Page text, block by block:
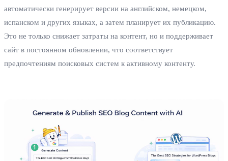
автоматически генерирует версии на английском, немецком,
испанском и других языках, а затем планирует их публикацию.
Это не только снижает затраты на контент, но и поддерживает
сайт в постоянном обновлении, что соответствует
предпочтениям поисковых систем к активному контенту.